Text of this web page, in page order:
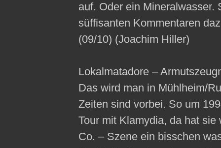
auf. Oder ein Mineralwasser.
süffisanten Kommentaren
(09/10) (Joachim Hiller)
Lokalmatadore –
Das wird man in Mühlheim/
Zeiten sind vorbei. So um
Tour mit Klamydia, da hat
Co. – Szene ein bisschen